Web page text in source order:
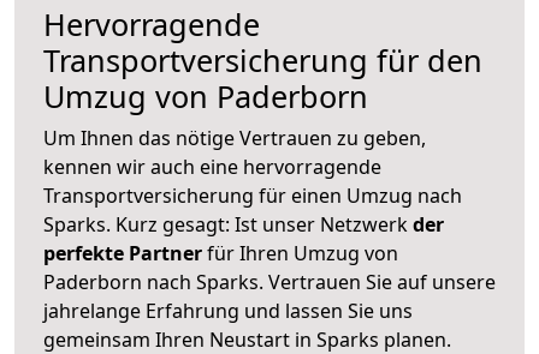
Hervorragende
Transportversicherung für den
Umzug von Paderborn
Um Ihnen das nötige Vertrauen zu geben,
kennen wir auch eine hervorragende
Transportversicherung für einen Umzug nach
Sparks. Kurz gesagt: Ist unser Netzwerkder
perfekte Partnerfür Ihren Umzug von
Paderborn nach Sparks. Vertrauen Sie auf unsere
jahrelange Erfahrung und lassen Sie uns
gemeinsam Ihren Neustart in Sparks planen.